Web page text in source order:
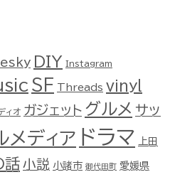
DIY Instagram
SF Threads vinyl
ィオ ガジェット グルメ サッ
メディア ドラマ 上田
話 小説 小諸市 御代田町 愛媛県